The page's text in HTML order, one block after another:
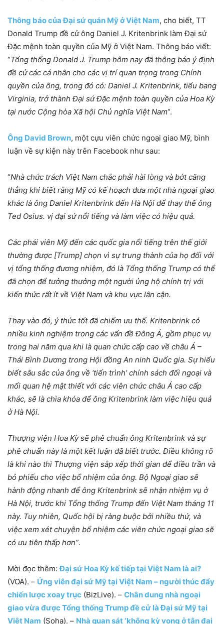
Thông báo của Đại sứ quán Mỹ ở Việt Nam, cho biết, TT
Donald Trump đề cử ông Daniel J. Kritenbrink làm Đại sứ
Đặc mệnh toàn quyền của Mỹ ở Việt Nam. Thông báo viết:
“Tổng thống Donald J. Trump hôm nay đã thông báo ý định
đề cử các cá nhân cho các vị trí quan trọng trong Chính
quyền của ông, trong đó có: Daniel J. Kritenbrink, tiểu bang
Virginia, trở thành Đại sứ Đặc mệnh toàn quyền của Hoa Kỳ
tại nước Cộng hòa Xã hội Chủ nghĩa Việt Nam“.
Ông David Brown, một cựu viên chức ngoại giao Mỹ, bình
luận về sự kiện này trên Facebook như sau:
“Nhà chức trách Việt Nam chắc phải hài lòng và bớt căng
thẳng khi biết rằng Mỹ có kế hoạch đưa một nhà ngoại giao
khác là ông Daniel Kritenbrink đến Hà Nội để thay thế ông
Ted Osius. vị đại sứ nổi tiếng và làm việc có hiệu quả.
Các phái viên Mỹ đến các quốc gia nổi tiếng trên thế giới
thường được [Trump] chọn vì sự trung thành của họ đối với
vị tổng thống đương nhiệm, đó là Tổng thống Trump có thể
đã chọn để tưởng thưởng một người ủng hộ chính trị với
kiến ​​thức rất ít về Việt Nam và khu vực lân cận.
Thay vào đó, ý thức tốt đã chiếm ưu thế. Kritenbrink có
nhiều kinh nghiệm trong các vấn đề Đông Á, gồm phục vụ
trong hai năm qua khi là quan chức cấp cao về châu Á –
Thái Bình Dương trong Hội đồng An ninh Quốc gia. Sự hiểu
biết sâu sắc của ông về ‘tiến trình’ chính sách đối ngoại và
mối quan hệ mật thiết với các viên chức châu Á cao cấp
khác, sẽ là chìa khóa để ông Kritenbrink làm việc hiệu quả
ở Hà Nội.
Thượng viện Hoa Kỳ sẽ phê chuẩn ông Kritenbrink và sự
phê chuẩn này là một kết luận đã biết trước. Điều không rõ
là khi nào thì Thượng viện sắp xếp thời gian để điều trần và
bỏ phiếu cho việc bổ nhiệm của ông. Bộ Ngoại giao sẽ
hành động nhanh để ông Kritenbrink sẽ nhận nhiệm vụ ở
Hà Nội, trước khi Tổng thống Trump đến Việt Nam tháng 11
này. Tuy nhiên, Quốc hội bị ràng buộc bởi nhiều thứ, và
việc xem xét chuyện bổ nhiệm các viên chức ngoại giao sẽ
có ưu tiên thấp hơn”.
Mời đọc thêm:Đại sứ Hoa Kỳ kế tiếp tại Việt Nam là ai?
(VOA). – Ứng viên đại sứ Mỹ tại Việt Nam – người thúc đẩy
chiến lược xoay trục (BizLive). – Chân dung nhà ngoại
giao vừa được Tổng thống Trump đề cử là Đại sứ Mỹ tại
Việt Nam (Soha). – Nhà quan sát ‘không kỳ vọng ở tân đại